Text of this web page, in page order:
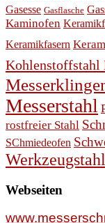
Gasesse Gasflasche
Kaminofen
Keramikfasern
Kohlenstoffstahl
Messerstahl
rostfreier Stahl
SChmiedeofen
Webseiten